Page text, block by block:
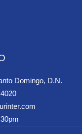
Domingo, D.N.